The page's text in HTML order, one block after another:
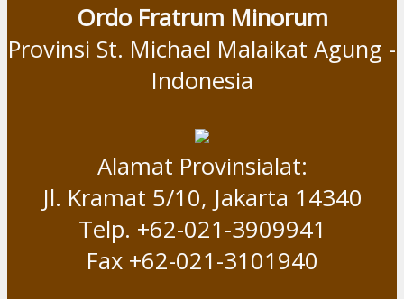
Ordo Fratrum Minorum
Provinsi St. Michael Malaikat Agung -
Indonesia
Alamat Provinsialat:
Jl. Kramat 5/10, Jakarta 14340
Telp. +62-021-3909941
Fax +62-021-3101940